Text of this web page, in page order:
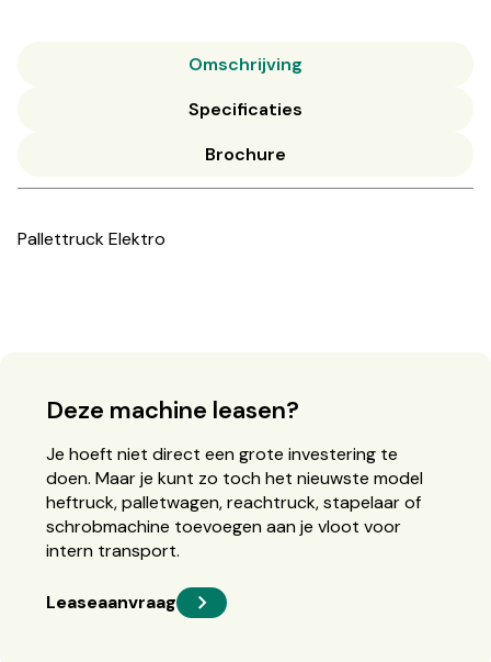
Omschrijving
Specificaties
Brochure
Pallettruck Elektro
Deze machine leasen?
Je hoeft niet direct een grote investering te
doen. Maar je kunt zo toch het nieuwste model
heftruck, palletwagen, reachtruck, stapelaar of
schrobmachine toevoegen aan je vloot voor
intern transport.
Leaseaanvraag